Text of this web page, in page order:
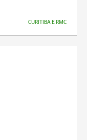
CURITIBA E RMC